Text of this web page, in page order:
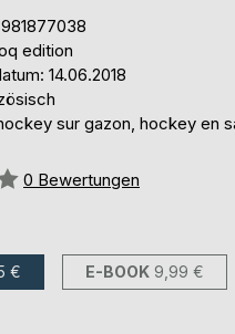
edition
14.06.2018
sur gazon, hockey en
0 Bewertungen
€ E-BOOK 9,99 €